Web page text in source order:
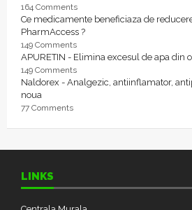
164 Comments
Ce medicamente beneficiaza de
PharmAccess ?
149 Comments
APURETIN - Elimina excesul de apa din
149 Comments
Naldorex - Analgezic, antiinflamator,
noua
77 Comments
LINKS